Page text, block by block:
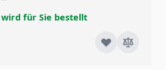
für Sie bestellt